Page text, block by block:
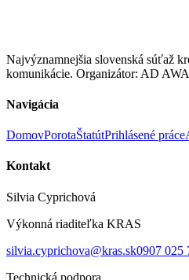
Najvýznamnejšia slovenská súťaž
komunikácie. Organizátor: AD
Navigácia
DomovPorotaŠtatútPrihlásené práce
Kontakt
Silvia Cyprichová
Výkonná riaditeľka KRAS
silvia.cyprichova@kras.sk0907 025
Technická podpora